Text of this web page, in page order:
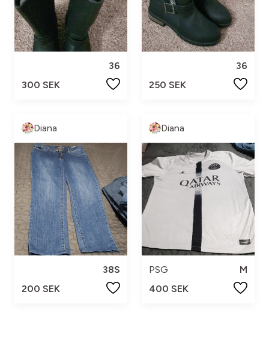
36
300 SEK
36
250 SEK
Diana
38S
200 SEK
Diana
PSG
M
400 SEK